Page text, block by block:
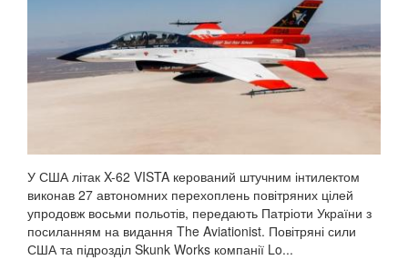
У США літак X-62 VISTA керований штучним інтилектом
виконав 27 автономних перехоплень повітряних цілей
упродовж восьми польотів, передають Патріоти України з
посиланням на видання The Aviationist. Повітряні сили
США та підрозділ Skunk Works компанії Lo...